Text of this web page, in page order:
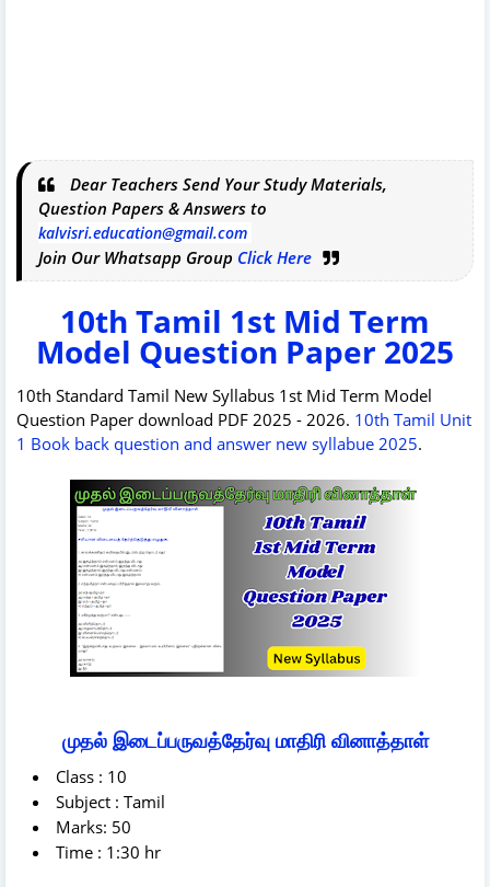
Dear Teachers Send Your Study Materials,
Question Papers & Answers to
kalvisri.education@gmail.com
Join Our Whatsapp Group Click Here
10th Tamil 1st Mid Term
Model Question Paper 2025
10th Standard Tamil New Syllabus 1st Mid Term Model
Question Paper download PDF 2025 - 2026. 10th Tamil Unit
1 Book back question and answer new syllabue 2025.
முதல் இடைப்பருவத்தேர்வு மாதிரி வினாத்தாள்
Class : 10
Subject : Tamil
Marks: 50
Time : 1:30 hr